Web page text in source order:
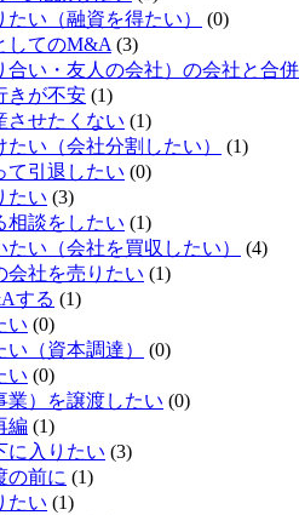
たい（融資を得たい）
(0)
してのM&A (3)
合い・友人の会社）の会社と合
きが不安 (1)
させたくない (1)
たい（会社分割したい）
(1)
て引退したい (0)
たい (3)
相談をしたい (1)
たい（会社を買収したい）
(4)
会社を売りたい (1)
する (1)
い (0)
（資本調達）
(0)
い (0)
業）を譲渡したい (0)
編 (1)
に入りたい (3)
の前に (1)
たい (1)